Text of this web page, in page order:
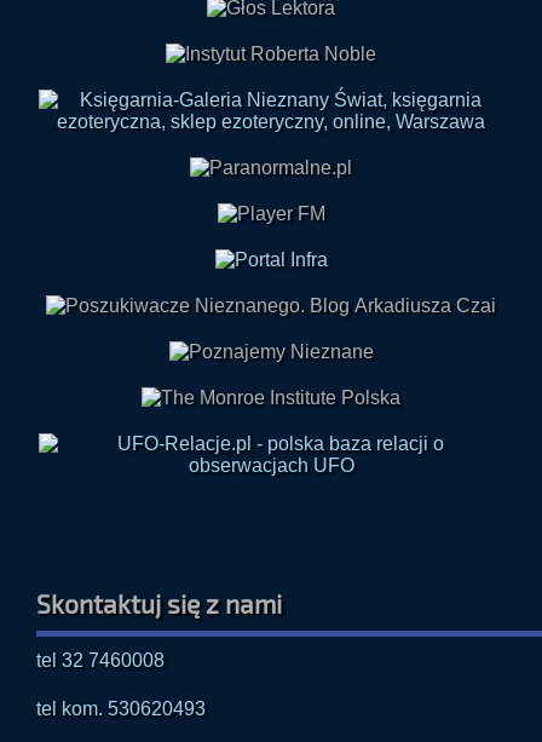
Skontaktuj się z nami
tel 32 7460008
tel kom. 530620493